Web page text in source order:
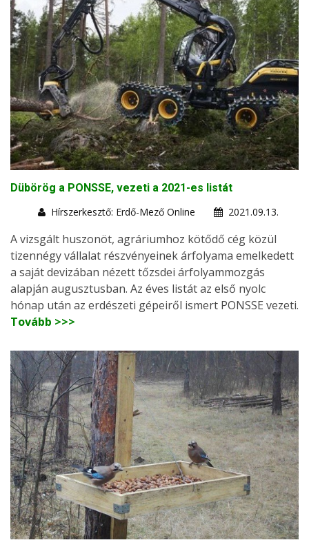
Dübörög a PONSSE, vezeti a 2021-es listát
Hírszerkesztő: Erdő-Mező Online
2021.09.13.
A vizsgált huszonöt, agráriumhoz kötődő cég közül
tizennégy vállalat részvényeinek árfolyama emelkedett
a saját devizában nézett tőzsdei árfolyammozgás
alapján augusztusban. Az éves listát az első nyolc
hónap után az erdészeti gépeiről ismert PONSSE vezeti.
Tovább >>>